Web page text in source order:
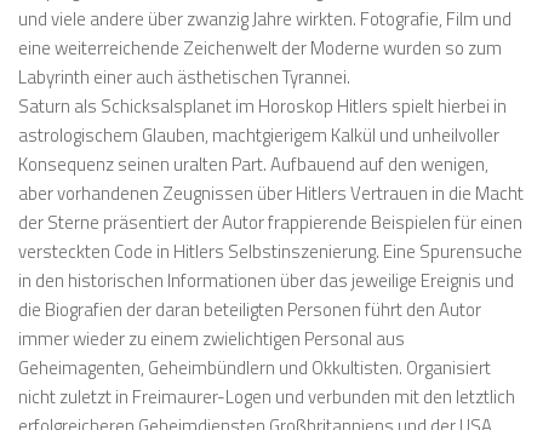
und viele andere über zwanzig Jahre wirkten. Fotografie, Film und
eine weiterreichende Zeichenwelt der Moderne wurden so zum
Labyrinth einer auch ästhetischen Tyrannei.
Saturn als Schicksalsplanet im Horoskop Hitlers spielt hierbei in
astrologischem Glauben, machtgierigem Kalkül und unheilvoller
Konsequenz seinen uralten Part. Aufbauend auf den wenigen,
aber vorhandenen Zeugnissen über Hitlers Vertrauen in die Macht
der Sterne präsentiert der Autor frappierende Beispielen für einen
versteckten Code in Hitlers Selbstinszenierung. Eine Spurensuche
in den historischen Informationen über das jeweilige Ereignis und
die Biografien der daran beteiligten Personen führt den Autor
immer wieder zu einem zwielichtigen Personal aus
Geheimagenten, Geheimbündlern und Okkultisten. Organisiert
nicht zuletzt in Freimaurer-Logen und verbunden mit den letztlich